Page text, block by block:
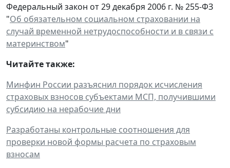
Федеральный закон от 29 декабря 2006 г. № 255-ФЗ
"Об обязательном социальном страховании на
случай временной нетрудоспособности и в связи с
материнством"
Читайте также:
Минфин России разъяснил порядок исчисления
страховых взносов субъектами МСП, получившими
субсидию на нерабочие дни
Разработаны контрольные соотношения для
проверки новой формы расчета по страховым
взносам